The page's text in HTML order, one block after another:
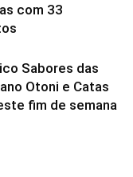
com 33
Sabores das
Otoni e Catas
fim de semana